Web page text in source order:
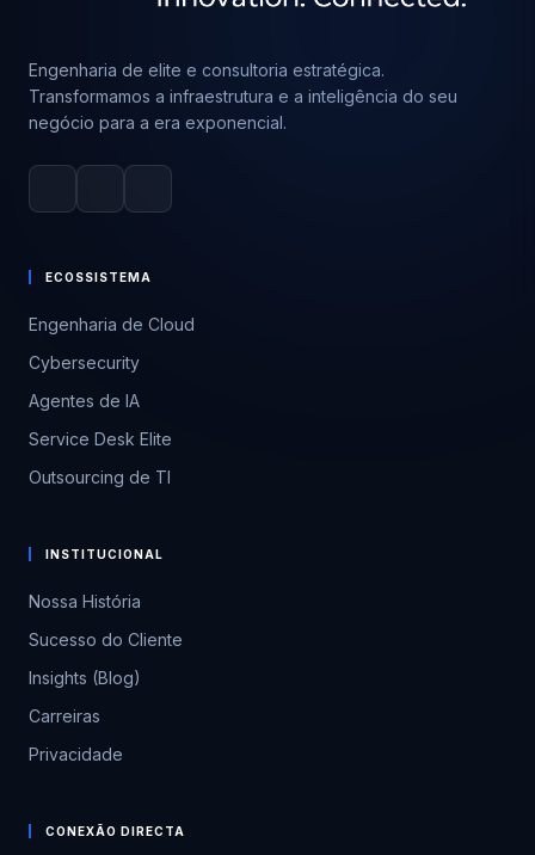
Engenharia de elite e consultoria estratégica.
Transformamos a infraestrutura e a inteligência do seu
negócio para a era exponencial.
ECOSSISTEMA
Engenharia de Cloud
Cybersecurity
Agentes de IA
Service Desk Elite
Outsourcing de TI
INSTITUCIONAL
Nossa História
Sucesso do Cliente
Insights (Blog)
Carreiras
Privacidade
CONEXÃO DIRECTA